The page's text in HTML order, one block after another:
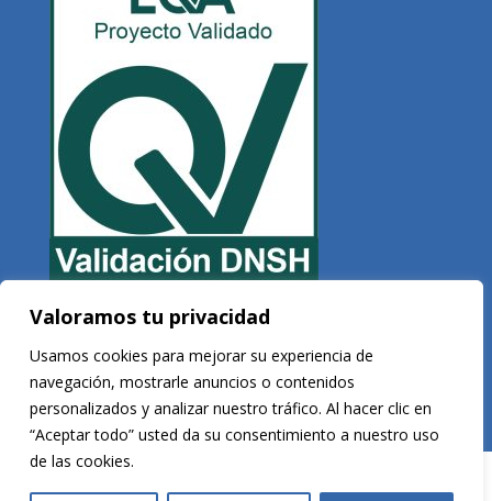
Valoramos tu privacidad
Usamos cookies para mejorar su experiencia de
navegación, mostrarle anuncios o contenidos
personalizados y analizar nuestro tráfico. Al hacer clic en
“Aceptar todo” usted da su consentimiento a nuestro uso
de las cookies.
Desarrollado por Vega Consultores